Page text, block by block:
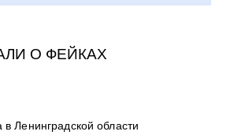
О ФЕЙКАХ
Ленинградской области